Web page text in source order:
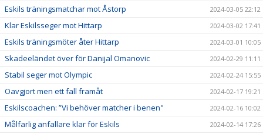
Eskils träningsmatchar mot Åstorp 2024-03-05 22:12
Klar Eskilsseger mot Hittarp 2024-03-02 17:41
Eskils träningsmöter åter Hittarp 2024-03-01 10:05
Skadeeländet över för Danijal Omanovic 2024-02-29 11:11
Stabil seger mot Olympic 2024-02-24 15:55
Oavgjort men ett fall framåt 2024-02-17 19:21
Eskilscoachen: ”Vi behöver matcher i benen" 2024-02-16 10:02
Målfarlig anfallare klar för Eskils 2024-02-14 17:26